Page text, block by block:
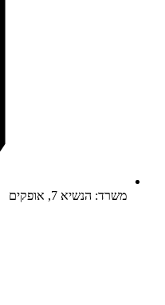
משרד: הנשיא 7, אופקים